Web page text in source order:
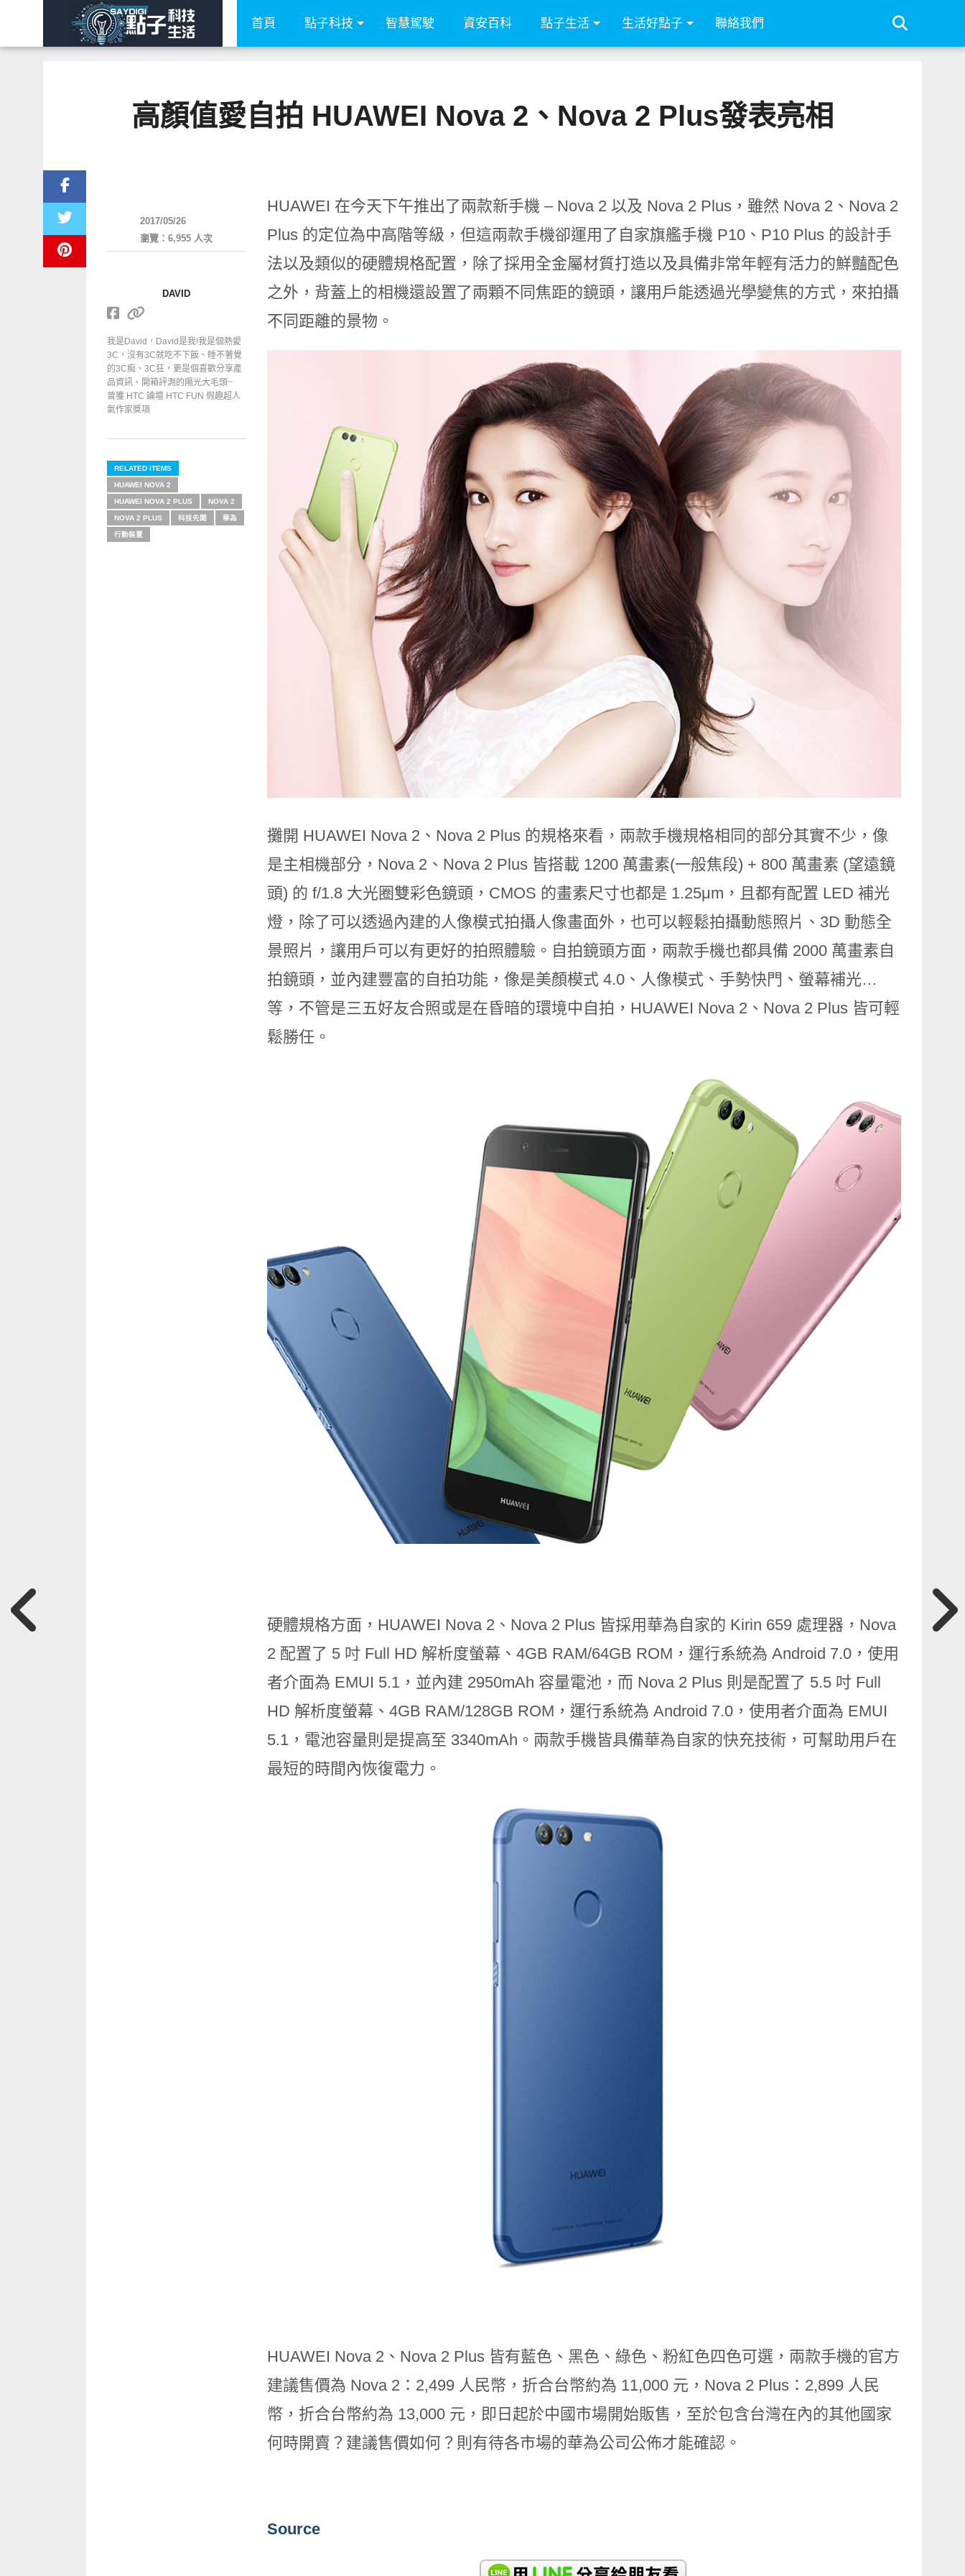
首頁 點子科技 智慧駕駛 資安百科 點子生活 生活好點子 聯絡我們
高顏值愛自拍 HUAWEI Nova 2、Nova 2 Plus發表亮相
HUAWEI 在今天下午推出了兩款新手機 – Nova 2 以及 Nova 2 Plus，雖然 Nova 2、Nova 2
Plus 的定位為中高階等級，但這兩款手機卻運用了自家旗艦手機 P10、P10 Plus 的設計手
法以及類似的硬體規格配置，除了採用全金屬材質打造以及具備非常年輕有活力的鮮豔配色
之外，背蓋上的相機還設置了兩顆不同焦距的鏡頭，讓用戶能透過光學變焦的方式，來拍攝
不同距離的景物。
攤開 HUAWEI Nova 2、Nova 2 Plus 的規格來看，兩款手機規格相同的部分其實不少，像
是主相機部分，Nova 2、Nova 2 Plus 皆搭載 1200 萬畫素(一般焦段) + 800 萬畫素 (望遠鏡
頭) 的 f/1.8 大光圈雙彩色鏡頭，CMOS 的畫素尺寸也都是 1.25μm，且都有配置 LED 補光
燈，除了可以透過內建的人像模式拍攝人像畫面外，也可以輕鬆拍攝動態照片、3D 動態全
景照片，讓用戶可以有更好的拍照體驗。自拍鏡頭方面，兩款手機也都具備 2000 萬畫素自
拍鏡頭，並內建豐富的自拍功能，像是美顏模式 4.0、人像模式、手勢快門、螢幕補光…
等，不管是三五好友合照或是在昏暗的環境中自拍，HUAWEI Nova 2、Nova 2 Plus 皆可輕
鬆勝任。
硬體規格方面，HUAWEI Nova 2、Nova 2 Plus 皆採用華為自家的 Kirin 659 處理器，Nova
2 配置了 5 吋 Full HD 解析度螢幕、4GB RAM/64GB ROM，運行系統為 Android 7.0，使用
者介面為 EMUI 5.1，並內建 2950mAh 容量電池，而 Nova 2 Plus 則是配置了 5.5 吋 Full
HD 解析度螢幕、4GB RAM/128GB ROM，運行系統為 Android 7.0，使用者介面為 EMUI
5.1，電池容量則是提高至 3340mAh。兩款手機皆具備華為自家的快充技術，可幫助用戶在
最短的時間內恢復電力。
HUAWEI Nova 2、Nova 2 Plus 皆有藍色、黑色、綠色、粉紅色四色可選，兩款手機的官方
建議售價為 Nova 2：2,499 人民幣，折合台幣約為 11,000 元，Nova 2 Plus：2,899 人民
幣，折合台幣約為 13,000 元，即日起於中國市場開始販售，至於包含台灣在內的其他國家
何時開賣？建議售價如何？則有待各市場的華為公司公佈才能確認。
Source
2017/05/26
瀏覽：6,955 人次
DAVID
我是David，David是我!我是個熱愛
3C，沒有3C就吃不下飯、睡不著覺
的3C痴、3C狂，更是個喜歡分享產
品資訊、開箱評測的陽光大毛頭~
曾獲 HTC 論壇 HTC FUN 假趣超人
氣作家獎項
RELATED ITEMS
HUAWEI NOVA 2
HUAWEI NOVA 2 PLUS NOVA 2
NOVA 2 PLUS 科技先聞 華為
行動裝置